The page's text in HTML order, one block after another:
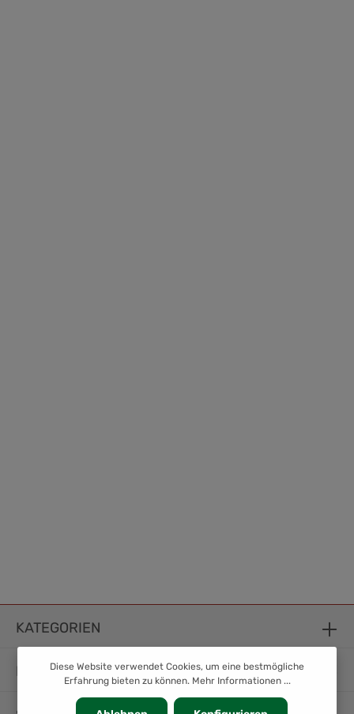
KATEGORIEN
INFORMATION
Diese Website verwendet Cookies, um eine bestmögliche
Erfahrung bieten zu können. Mehr Informationen ...